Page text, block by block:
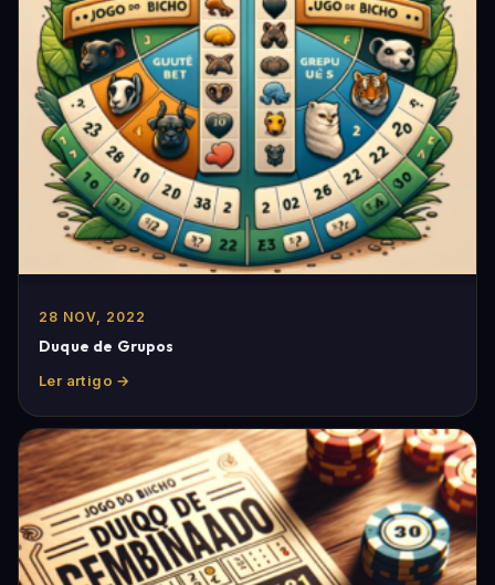
28 NOV, 2022
Duque de Grupos
Ler artigo →